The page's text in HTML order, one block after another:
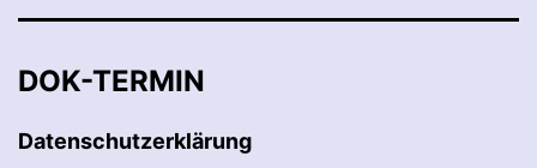
DOK-TERMIN
Datenschutzerklärung